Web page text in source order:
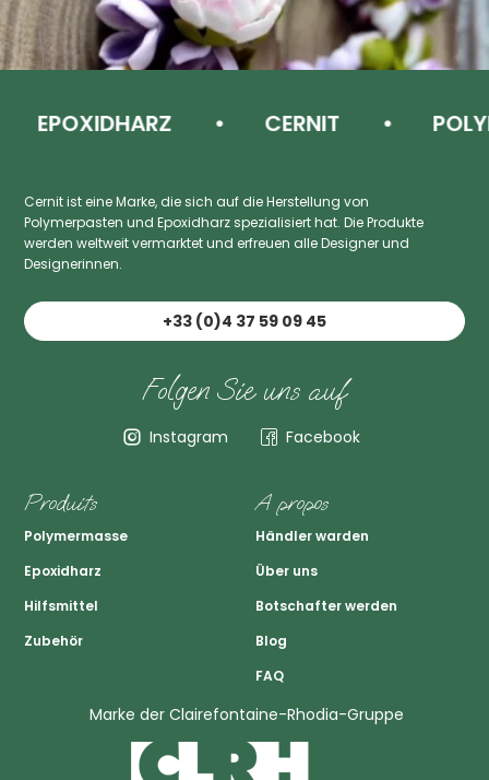
EPOXIDHARZ CERNIT
Cernit ist eine Marke, die sich auf die Herstellung von
Polymerpasten und Epoxidharz spezialisiert hat. Die Produkte
werden weltweit vermarktet und erfreuen alle Designer und
Designerinnen.
+33 (0)4 37 59 09 45
Folgen Sie uns auf
Instagram Facebook
Produits
Polymermasse
Epoxidharz
Hilfsmittel
Zubehör
A propos
Händler warden
Über uns
Botschafter werden
Blog
FAQ
Marke der Clairefontaine-Rhodia-Gruppe